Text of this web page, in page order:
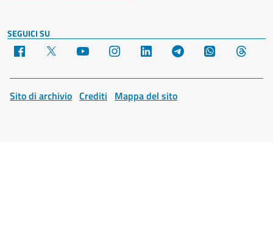
SEGUICI SU
Facebook YouTube Instagram LinkedIn Telegram WhatsApp
Sito di archivio Crediti Mappa del sito